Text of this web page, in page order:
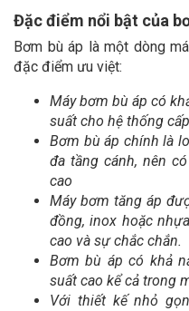
Đặc điểm nổi bật của
Bơm bù áp là một dòng
đặc điểm ưu việt:
Máy bơm bù áp có
suất cho hệ thống
Bơm bù áp chính là
đa tầng cánh, nên
cao
Máy bơm tăng áp
đồng, inox hoặc
cao và sự chắc chắn.
Bơm bù áp có khả
suất cao kể cả trong
Với thiết kế nhỏ